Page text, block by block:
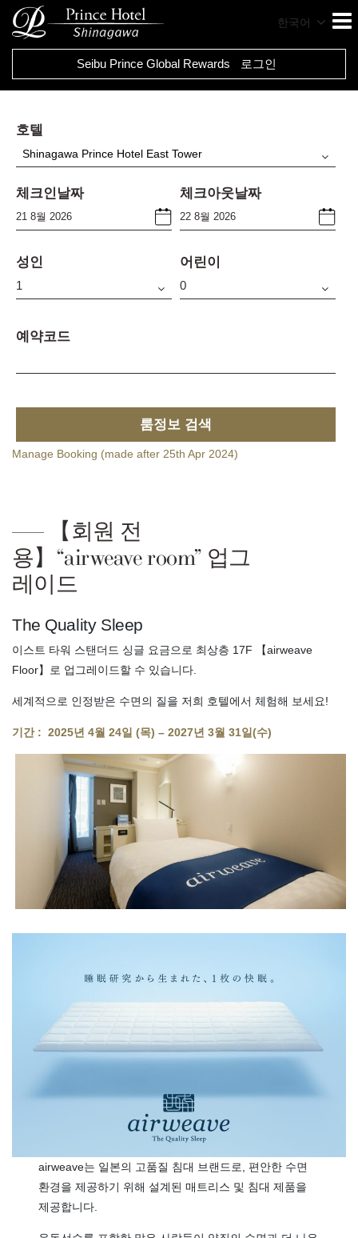
한국어
Seibu Prince Global Rewards 로그인
호텔
Shinagawa Prince Hotel East Tower
체크인날짜 체크아웃날짜
성인 어린이
예약코드
룸정보 검색
Manage Booking (made after 25th Apr 2024)
【회원 전
용】“airweave room” 업그
레이드
The Quality Sleep
이스트 타워 스탠더드 싱글 요금으로 최상층 17F 【airweave
Floor】로 업그레이드할 수 있습니다.
세계적으로 인정받은 수면의 질을 저희 호텔에서 체험해 보세요!
기간 : 2025년 4월 24일 (목) – 2027년 3월 31일(수)
airweave는 일본의 고품질 침대 브랜드로, 편안한 수면
환경을 제공하기 위해 설계된 매트리스 및 침대 제품을
제공합니다.